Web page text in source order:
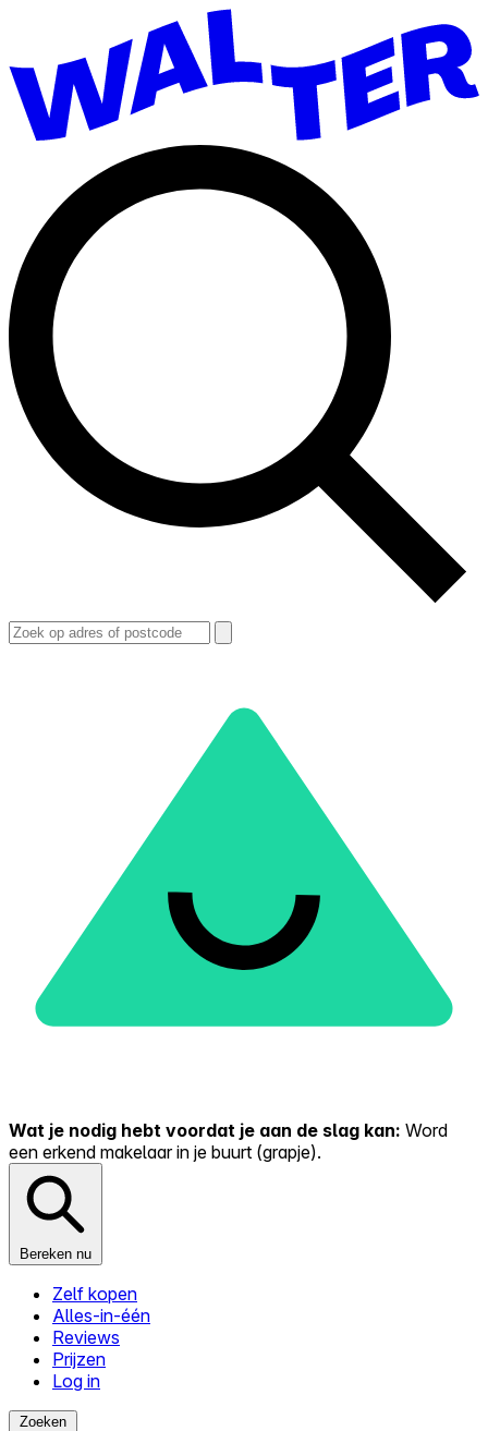
Wat je nodig hebt voordat je aan de slag kan: Word
een erkend makelaar in je buurt (grapje).
Bereken nu
Zelf kopen
Alles-in-één
Reviews
Prijzen
Log in
Zoeken